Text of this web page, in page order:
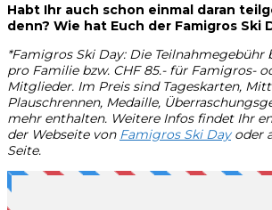
Habt Ihr auch schon einmal daran
denn? Wie hat Euch der Famigros Ski
*Famigros Ski Day: Die Teilnahmegebühr
pro Familie bzw. CHF 85.- für Famigros-
Mitglieder. Im Preis sind Tageskarten,
Plauschrennen, Medaille,
mehr enthalten. Weitere Infos findet Ihr
der Webseite von Famigros Ski Dayoder
Seite.